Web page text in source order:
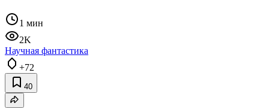
1 мин
2K
Научная фантастика
+72
40